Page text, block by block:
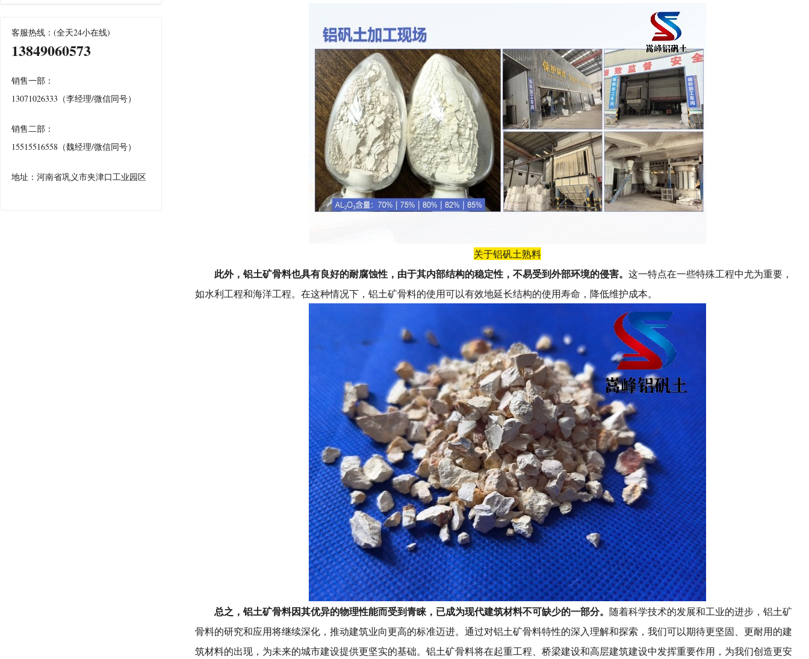
客服热线：(全天24小在线)
13849060573
销售一部：
13071026333（李经理/微信同号）
销售二部：
15515516558（魏经理/微信同号）
地址：河南省巩义市夹津口工业园区
关于铝矾土熟料
此外，铝土矿骨料也具有良好的耐腐蚀性 ，由于其内部结构的稳定性，不易受到外部环境的侵害。这一特点在一些特殊工程中尤为重要，
如水利工程和海洋工程。在这种情况下，铝土矿骨料的使用可以有效地延长结构的使用寿命，降低维护成本。
总之，铝土矿骨料因其优异的物理性能而受到青睐 ，已成为现代建筑材料不可缺少的一部分。随着科学技术的发展和工业的进步，铝土矿
骨料的研究和应用将继续深化，推动建筑业向更高的标准迈进。通过对铝土矿骨料特性的深入理解和探索，我们可以期待更坚固、更耐用的建
筑材料的出现，为未来的城市建设提供更坚实的基础。铝土矿骨料将在起重工程、桥梁建设和高层建筑建设中发挥重要作用，为我们创造更安